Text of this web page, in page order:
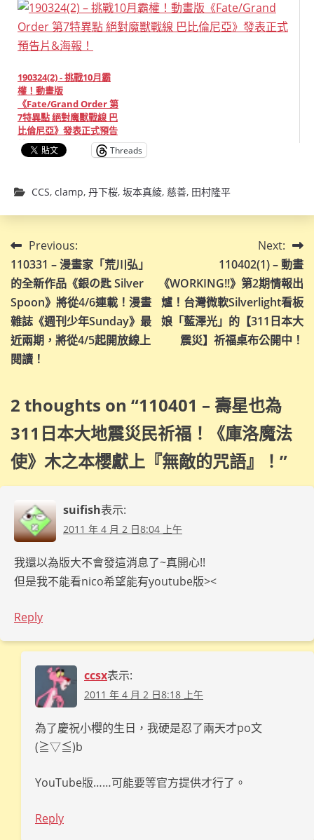
190324(2) - 挑戰10月霸
權！動畫版
《Fate/Grand Order 第
7特異點 絕對魔獸戰線 巴
比倫尼亞》發表正式預告
片&海報！
Threads
CCS, clamp, 丹下桜, 坂本真綾, 慈善, 田村隆平
文
章
導
覽
Previous:
110331 – 漫畫家「荒川弘」
的全新作品《銀の匙 Silver
Spoon》將從4/6連載！漫畫
雜誌《週刊少年Sunday》最
近兩期，將從4/5起開放線上
閱讀！
Next:
110402(1) – 動畫
《WORKING!!》第2期情報出
爐！台灣微軟Silverlight看板
娘「藍澤光」的【311日本大
震災】祈福桌布公開中！
2 thoughts on “110401 – 壽星也為
311日本大地震災民祈福！《庫洛魔法
使》木之本櫻獻上『無敵的咒語』！ ”
suifish表示:
2011 年 4 月 2 日8:04 上午
我還以為版大不會發這消息了~真開心!!
但是我不能看nico希望能有youtube版><
Reply
ccsx表示:
2011 年 4 月 2 日8:18 上午
為了慶祝小櫻的生日，我硬是忍了兩天才po文
(≧▽≦)b
YouTube版……可能要等官方提供才行了。
Reply